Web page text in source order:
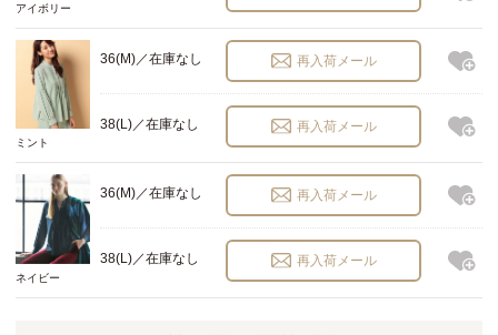
アイボリー
ミント
36(M)／在庫なし 再入荷メール
38(L)／在庫なし 再入荷メール
ネイビー
36(M)／在庫なし 再入荷メール
38(L)／在庫なし 再入荷メール